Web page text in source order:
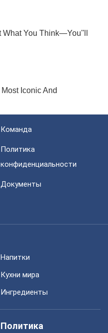
Команда
Политика
конфиденциальности
Документы
Напитки
Кухни мира
Ингредиенты
Политика